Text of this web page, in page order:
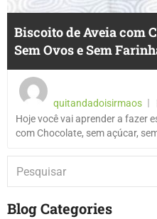
Biscoito de Aveia com
Sem Ovos e Sem
quitandadoisirmaos
Hoje você vai aprender a fazer
com Chocolate, sem açúcar,
Blog Categories